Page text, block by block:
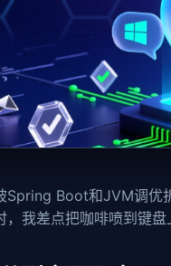
Spring Boot和JVM调优
，我差点把咖啡喷到键